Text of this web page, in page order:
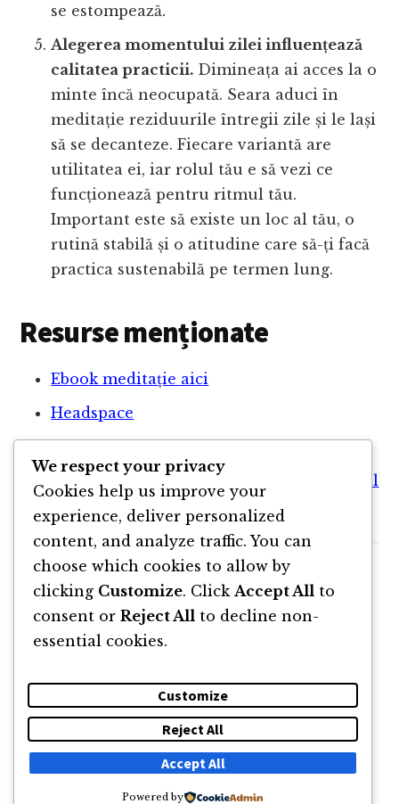
se estompează.
Alegerea momentului zilei influențează
calitatea practicii. Dimineața ai acces la o
minte încă neocupată. Seara aduci în
meditație reziduurile întregii zile și le lași
să se decanteze. Fiecare variantă are
utilitatea ei, iar rolul tău e să vezi ce
funcționează pentru ritmul tău.
Important este să existe un loc al tău, o
rutină stabilă și o atitudine care să-ți facă
practica sustenabilă pe termen lung.
Resurse menționate
Ebook meditație aici
Headspace
Meditația pentru Oameni Ocupați: Ghidul
Începătorului în Meditație
DESPRE NEWSLETTER CĂUTARE CONTACT
© 2011 -2026 TOATE DREPTURILE REZERVATE FLORIN ROȘOGA
We respect your privacy
Cookies help us improve your
experience, deliver personalized
content, and analyze traffic. You can
choose which cookies to allow by
clicking Customize. Click Accept All to
consent or Reject All to decline non-
essential cookies.
Customize
Reject All
Accept All
Powered by